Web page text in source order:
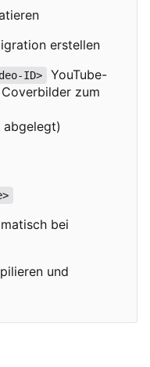
erstellen
ID>
YouTube-
zum
abgelegt)
bei
und